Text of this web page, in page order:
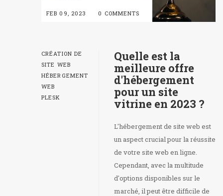
FEB 09, 2023 0 COMMENTS
CRÉATION DE
SITE WEB
HÉBERGEMENT
WEB
PLESK
Quelle est la
meilleure offre
d'hébergement
pour un site
vitrine en 2023 ?
L'hébergement de site web est
un aspect crucial pour la réussite
de votre site web en ligne.
Cependant, avec la multitude
d'options disponibles sur le
marché, il peut être difficile de